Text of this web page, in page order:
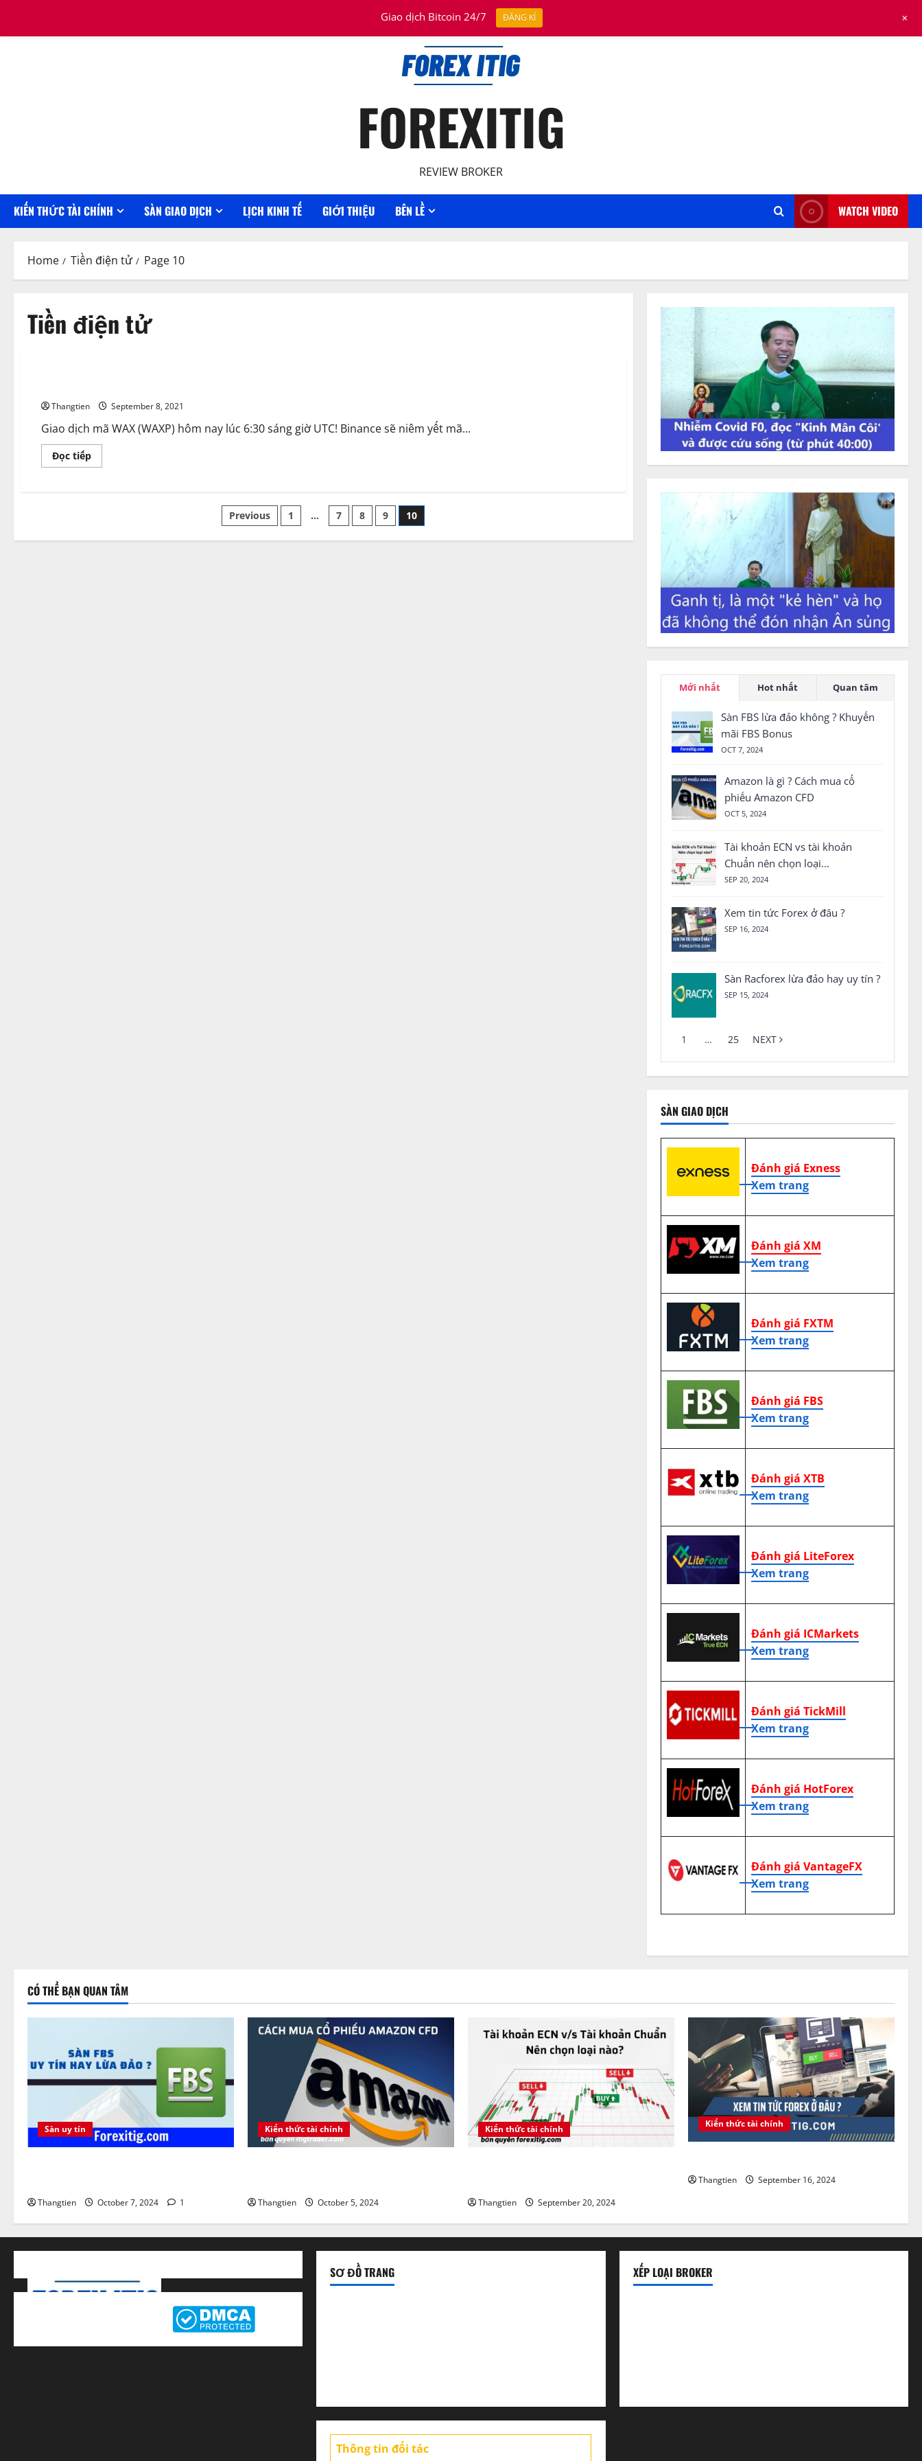
FOREXITIG
REVIEW BROKER
KIẾN THỨC TÀI CHÍNH SÀN GIAO DỊCH LỊCH KINH TẾ GIỚI THIỆU BÊN LỀ WATCH VIDEO
Home Tiền điện tử Page 10
Tiền điện tử
Thangtien September 8, 2021
Giao dịch mã WAX (WAXP) hôm nay lúc 6:30 sáng giờ UTC! Binance sẽ niêm yết mã...
Đọc tiếpRead
more
niêm
Posts
pagination
Previous 1 … 7 8 9 10
Mới nhất Hot nhất Quan tâm
Sàn FBS lừa đảo không ? Khuyến
mãi FBS Bonus
OCT 7, 2024
Amazon là gì ? Cách mua cổ
phiếu Amazon CFD
OCT 5, 2024
Tài khoản ECN vs tài khoản
Chuẩn nên chọn loại...
SEP 20, 2024
Xem tin tức Forex ở đâu ?
SEP 16, 2024
Sàn Racforex lừa đảo hay uy tín ?
SEP 15, 2024
1 … 25 NEXT
SÀN GIAO DỊCH
Đánh giá Exness
Xem trang
Đánh giá XM
Xem trang
Đánh giá FXTM
Xem trang
Đánh giá FBS
Xem trang
Đánh giá XTB
Xem trang
Đánh giá LiteForex
Xem trang
Đánh giá ICMarkets
Xem trang
Đánh giá TickMill
Xem trang
Đánh giá HotForex
Xem trang
Đánh giá VantageFX
Xem trang
CÓ THỂ BẠN QUAN TÂM
Sàn uy tín
Thangtien October 7, 2024 1
Kiến thức tài chính
Thangtien October 5, 2024
Kiến thức tài chính
Thangtien September 20, 2024
Kiến thức tài chính
Thangtien September 16, 2024
SƠ ĐỒ TRANG
Thông tin đối tác
XẾP LOẠI BROKER
Giao dịch Bitcoin 24/7 ĐĂNG KÍ +